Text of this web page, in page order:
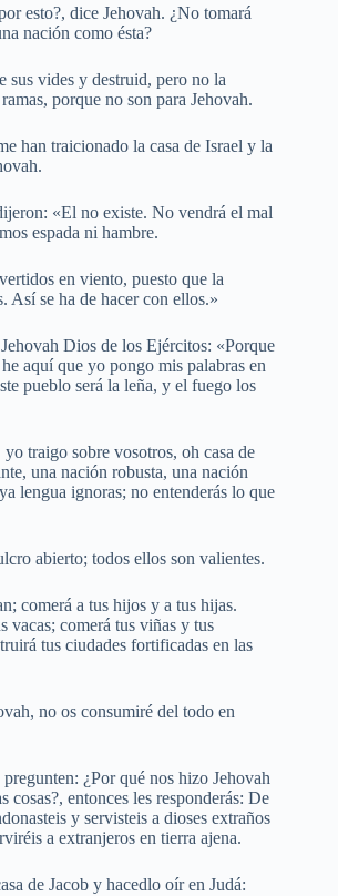
esto?, dice Jehovah. ¿No tomará
nación como ésta?
sus vides y destruid, pero no la
porque no son para Jehovah.
han traicionado la casa de Israel y la
«El no existe. No vendrá el mal
espada ni hambre.
en viento, puesto que la
Así se ha de hacer con ellos.»
Dios de los Ejércitos: «Porque
aquí que yo pongo mis palabras en
pueblo será la leña, y el fuego los
traigo sobre vosotros, oh casa de
una nación robusta, una nación
lengua ignoras; no entenderás lo que
abierto; todos ellos son valientes.
comerá a tus hijos y a tus hijas.
vacas; comerá tus viñas y tus
tus ciudades fortificadas en las
no os consumiré del todo en
¿Por qué nos hizo Jehovah
cosas?, entonces les responderás: De
y servisteis a dioses extraños
a extranjeros en tierra ajena.
de Jacob y hacedlo oír en Judá: